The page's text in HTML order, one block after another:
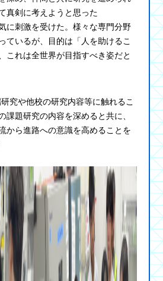
真剣に考えようと思った
に刺激を受けた。様々な専門分野
ているが、目的は「人を助けるこ
これは全世界が目指すべき姿だと
究や他校の研究内容等に触れるこ
課題研究の内容を深めると共に、
から進路への意識を高めることを